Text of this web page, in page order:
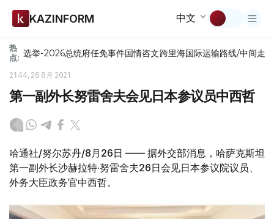
KAZINFORM 中文
热
点: 选举-2026总统府任免事件国情咨文跨里海国际运输路线/中间走廊
21:44, 26 8月 2021
第一副外长努雷舍夫会见日本参议员中西哲
哈通社/努尔苏丹/8月26日 —— 据外交部消息，哈萨克斯坦
第一副外长沙赫拉特·努雷舍夫26日会见日本参议院议员、
外务大臣政务官中西哲。